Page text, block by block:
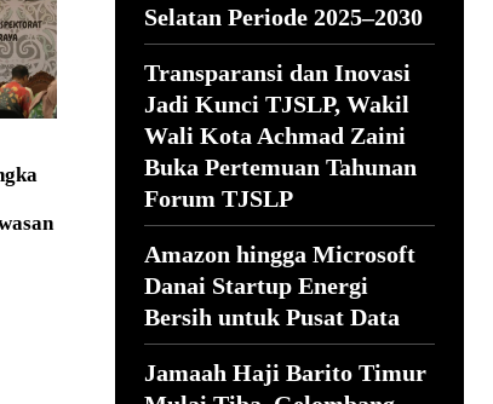
Selatan Periode 2025–2030
Transparansi dan Inovasi
Jadi Kunci TJSLP, Wakil
Wali Kota Achmad Zaini
Buka Pertemuan Tahunan
Forum TJSLP
Amazon hingga Microsoft
Danai Startup Energi
Bersih untuk Pusat Data
Jamaah Haji Barito Timur